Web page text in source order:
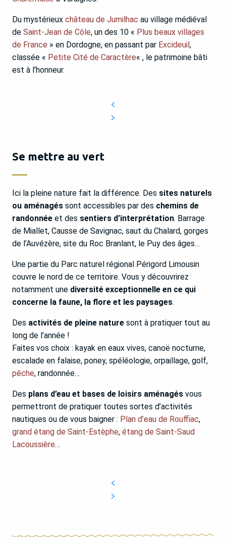
Du mystérieux château de Jumilhac au village médiéval
de Saint-Jean de Côle, un des 10 « Plus beaux villages
de France » en Dordogne, en passant par Excideuil,
classée « Petite Cité de Caractère« , le patrimoine bâti
est à l’honneur.
Se mettre au vert
Ici la pleine nature fait la différence. Des sites naturels
ou aménagés sont accessibles par des chemins de
randonnée et des sentiers d’interprétation. Barrage
de Miallet, Causse de Savignac, saut du Chalard, gorges
de l’Auvézère, site du Roc Branlant, le Puy des âges…
Une partie du Parc naturel régional Périgord Limousin
couvre le nord de ce territoire. Vous y découvrirez
notamment une diversité exceptionnelle en ce qui
concerne la faune, la flore et les paysages.
Des activités de pleine nature sont à pratiquer tout au
long de l’année !
Faites vos choix : kayak en eaux vives, canoë nocturne,
escalade en falaise, poney, spéléologie, orpaillage, golf,
pêche, randonnée…
Des plans d’eau et bases de loisirs aménagés vous
permettront de pratiquer toutes sortes d’activités
nautiques ou de vous baigner : Plan d’eau de Rouffiac,
grand étang de Saint-Estèphe, étang de Saint-Saud
Lacoussière…